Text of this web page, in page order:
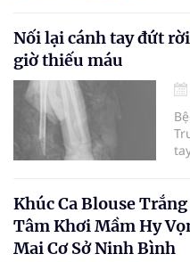
Nối lại cánh tay đứt
giờ thiếu máu
Khúc Ca Blouse
Tâm Khơi Mầm Hy
Mai Cơ Sở Ninh Bình